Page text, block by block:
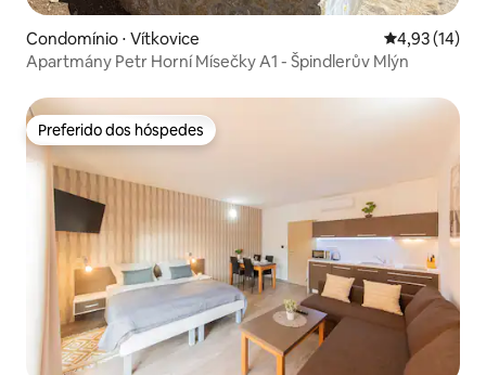
Condomínio ⋅ Vítkovice 4,93 de uma
4,93 (14)
Apartmány Petr Horní Mísečky A1 - Špindlerův Mlýn
Preferido dos hóspedes
Preferido dos hóspedes